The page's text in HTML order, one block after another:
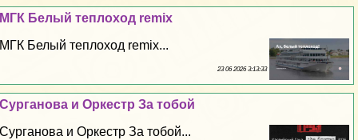
МГК Белый теплоход remix
МГК Белый теплоход remix...
23 06 2026 3:13:33
Сурганова и Оркестр За тобой
Сурганова и Оркестр За тобой...